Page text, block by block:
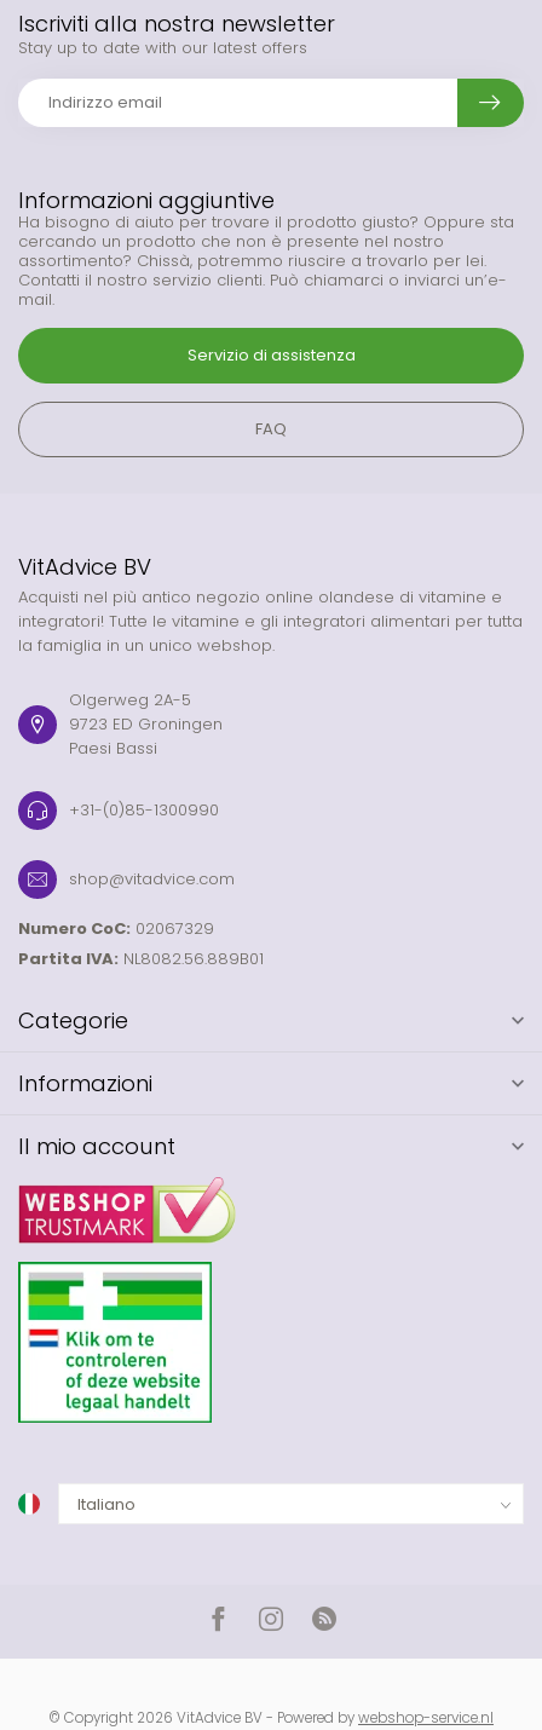
Informazioni aggiuntive
Ha bisogno di aiuto per trovare il prodotto giusto? Oppure sta
cercando un prodotto che non è presente nel nostro
assortimento? Chissà, potremmo riuscire a trovarlo per lei.
Contatti il nostro servizio clienti. Può chiamarci o inviarci un’e-
mail.
Servizio di assistenza
FAQ
Iscriviti alla nostra newsletter
Stay up to date with our latest offers
VitAdvice BV
Acquisti nel più antico negozio online olandese di vitamine e
integratori! Tutte le vitamine e gli integratori alimentari per tutta
la famiglia in un unico webshop.
Olgerweg 2A-5
9723 ED Groningen
Paesi Bassi
+31-(0)85-1300990
shop@vitadvice.com
Numero CoC: 02067329
Partita IVA: NL8082.56.889B01
Categorie
Informazioni
Il mio account
© Copyright 2026 VitAdvice BV - Powered bywebshop-service.nl